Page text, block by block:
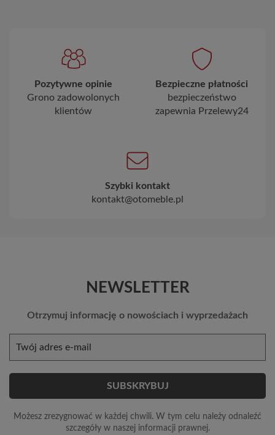
Pozytywne opinie
Grono zadowolonych
klientów
Bezpieczne płatności
bezpieczeństwo
zapewnia Przelewy24
Szybki kontakt
kontakt@otomeble.pl
NEWSLETTER
Otrzymuj informację o nowościach i wyprzedażach
Możesz zrezygnować w każdej chwili. W tym celu należy odnaleźć
szczegóły w naszej informacji prawnej.